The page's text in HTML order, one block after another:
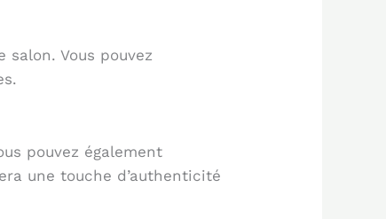
Vous pouvez
pouvez également
une touche d’authenticité